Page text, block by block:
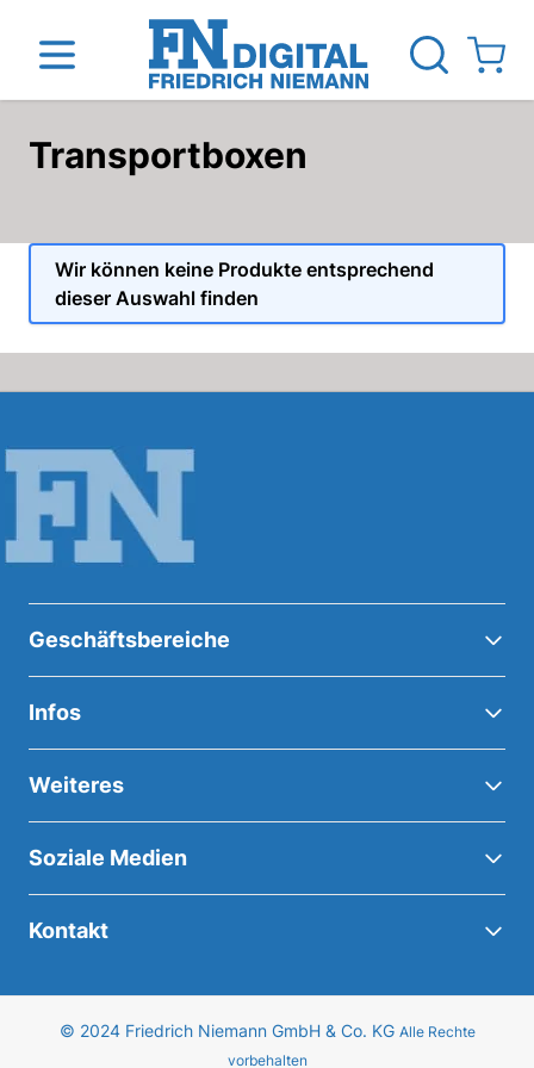
Direkt zum Inhalt
View
Transportboxen
Wir können keine Produkte entsprechend
dieser Auswahl finden
Geschäftsbereiche
Infos
Weiteres
Soziale Medien
Kontakt
© 2024 Friedrich Niemann GmbH & Co. KG Alle Rechte
vorbehalten